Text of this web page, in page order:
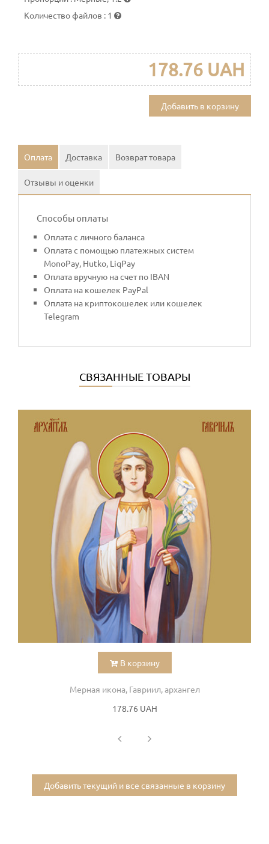
Количество файлов : 1
178.76 UAH
Добавить в корзину
Оплата Доставка Возврат товара
Отзывы и оценки
Способы оплаты
Оплата с личного баланса
Оплата с помощью платежных систем
MonoPay, Hutko, LiqPay
Оплата вручную на счет по IBAN
Оплата на кошелек PayPal
Оплата на криптокошелек или кошелек
Telegram
СВЯЗАННЫЕ ТОВАРЫ
В корзину
Мерная икона, Гавриил, архангел
178.76 UAH
Добавить текущий и все связанные в корзину